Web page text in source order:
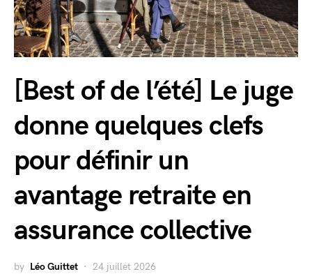
[Best of de l’été] Le juge
donne quelques clefs
pour définir un
avantage retraite en
assurance collective
by Léo Guittet 24 juillet 2026